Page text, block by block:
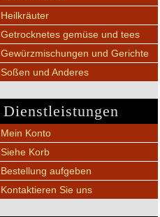
Heilkräuter
Getrocknetes gemüse und tees
Gewürzmischungen und Gerichte
Soßen und Anderes
Dienstleistungen
Mein Konto
Siehe Korb
Bestellung aufgeben
Kontaktieren Sie uns